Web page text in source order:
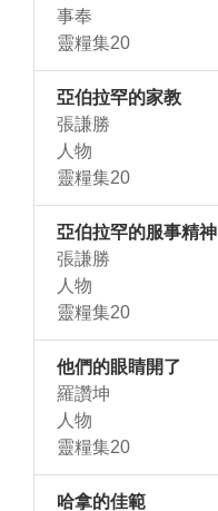
事奉
靈糧集20
亞伯拉罕的家教
張謙勝
人物
靈糧集20
亞伯拉罕的服事精神
張謙勝
人物
靈糧集20
他們的眼睛開了
羅讚坤
人物
靈糧集20
哈拿的佳範